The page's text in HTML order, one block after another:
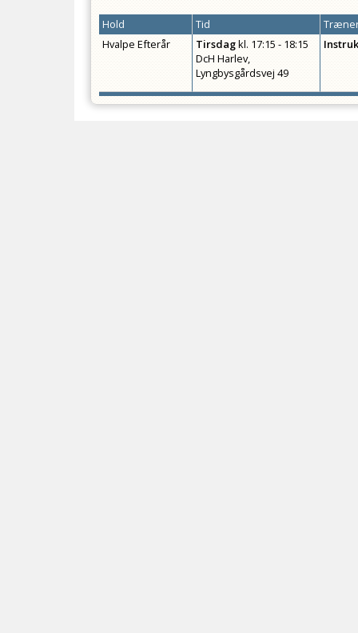
Hold Tid
Hvalpe Efterår
Tirsdagkl. 17:15 - 18:15
DcH Harlev,
Lyngbysgårdsvej 49